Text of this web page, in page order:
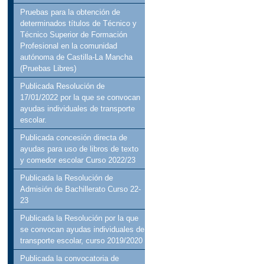
Pruebas para la obtención de
determinados títulos de Técnico y
Técnico Superior de Formación
Profesional en la comunidad
autónoma de Castilla-La Mancha
(Pruebas Libres)
Publicada Resolución de
17/01/2022 por la que se convocan
ayudas individuales de transporte
escolar.
Publicada concesión directa de
ayudas para uso de libros de texto
y comedor escolar Curso 2022/23
Publicada la Resolución de
Admisión de Bachillerato Curso 22-
23
Publicada la Resolución por la que
se convocan ayudas individuales de
transporte escolar, curso 2019/2020
Publicada la convocatoria de